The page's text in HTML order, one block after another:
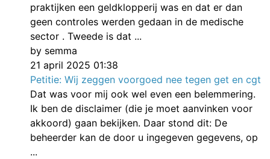
praktijken een geldklopperij was en dat er dan
geen controles werden gedaan in de medische
sector . Tweede is dat ...
by semma
21 april 2025 01:38
Petitie: Wij zeggen voorgoed nee tegen get en cgt
Dat was voor mij ook wel even een belemmering.
Ik ben de disclaimer (die je moet aanvinken voor
akkoord) gaan bekijken. Daar stond dit: De
beheerder kan de door u ingegeven gegevens, op
...